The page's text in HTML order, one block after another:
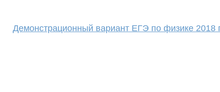
Демонстрационный вариант ЕГЭ по физике 2018